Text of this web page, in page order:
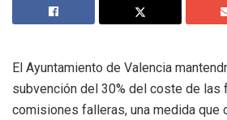
El Ayuntamiento de Valencia
subvención del 30% del coste de las
comisiones falleras, una medida que